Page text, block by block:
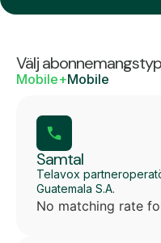
Välj abonnemangstyp
Mobile+Mobile
Samtal
Telavox
Guatemala S.A.
No matching rate